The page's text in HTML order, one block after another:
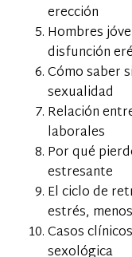
erección
Hombres
disfunción
Cómo saber
sexualidad
Relación
laborales
Por qué
estresante
El ciclo de
estrés,
Casos